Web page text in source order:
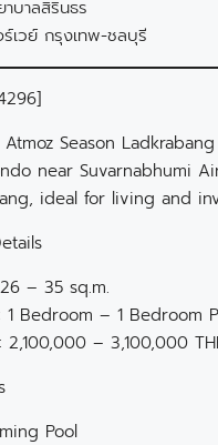
บาลสิรินธร
ร์เวย์ กรุงเทพ-ชลบุรี
Season Ladkrabang
near Suvarnabhumi
ideal for living and
– 35 sq.m.
1 Bedroom – 1 Bedroom
2,100,000 – 3,100,000
Pool